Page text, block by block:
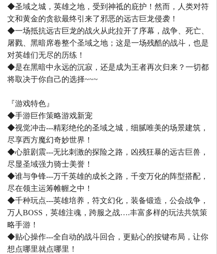
◆圣域之城，英雄之地，受到神祗的庇护！然而，人类对符
文和黄金的贪欲最终引来了邪恶的远古巨龙侵袭！
◆一场抵抗远古巨龙的战火从此拉开了序幕，战争、死亡、
屠戮、黑暗席卷整个圣域之地；这是一场残酷的战斗，也是
对英雄们无尽的历练！
◆是在黑暗中永远的沉寂，还是成为王者再次归来？一切都
将取决于你自己的选择~~~
『游戏特色』
◆手游巨作策略游戏新宠
◆视觉冲击---精彩绝伦的圣域之城，细腻唯美的场景建筑，
尽享西方魔幻奇妙世界！
◆心脏剧震---无比刺激的探险之路，凶残狂暴的远古巨兽，
尽显圣域强力骑士美誉！
◆谁与争锋---万千英雄的成长之路，千变万化的阵型搭配，
尽在领主运筹帷幄之中！
◆千种玩点---英雄培养，符文幻化，装备锻造，公会战争，
万人BOSS，英雄注魂，跨服之战….丰富多样的玩法共筑策
略手游！
◆贴心操作---全自动的战斗回合，更贴心的按键布局，让你
想点哪里就点哪里！